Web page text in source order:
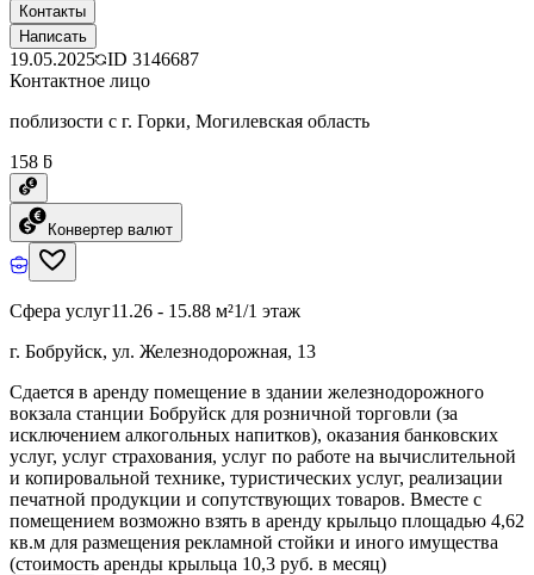
Контакты
Написать
19.05.2025 ID 3146687
Контактное лицо
поблизости с г. Горки, Могилевская область
158 ƃ
Конвертер валют
Сфера услуг11.26 - 15.88 м²1/1 этаж
г. Бобруйск, ул. Железнодорожная, 13
Сдается в аренду помещение в здании железнодорожного
вокзала станции Бобруйск для розничной торговли (за
исключением алкогольных напитков), оказания банковских
услуг, услуг страхования, услуг по работе на вычислительной
и копировальной технике, туристических услуг, реализации
печатной продукции и сопутствующих товаров. Вместе с
помещением возможно взять в аренду крыльцо площадью 4,62
кв.м для размещения рекламной стойки и иного имущества
(стоимость аренды крыльца 10,3 руб. в месяц)